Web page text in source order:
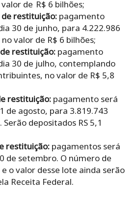
de R$ 6 bilhões;
restituição: pagamento
30 de junho, para 4.222.986
valor de R$ 6 bilhões;
restituição: pagamento
30 de julho, contemplando
no valor de R$ 5,8
restituição: pagamento será
de agosto, para 3.819.743
depositados RS 5,1
restituição: pagamentos será
de setembro. O número de
o valor desse lote ainda serão
Receita Federal.